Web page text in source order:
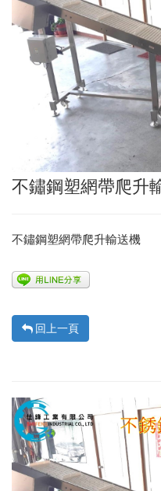
不鏽鋼塑網帶爬升
不鏽鋼塑網帶爬升輸送機
回上一頁